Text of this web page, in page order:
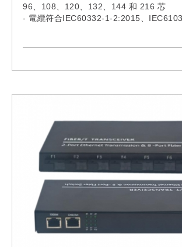
96、108、120、132、144 和 216 芯
- 電纜符合IEC60332-1-2:2015、
EGYXTW144M4E, EGYXTW216M4E